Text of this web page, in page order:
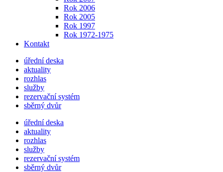
Rok 2006
Rok 2005
Rok 1997
Rok 1972-1975
Kontakt
úřední deska
aktuality
rozhlas
služby
rezervační systém
sběrný dvůr
úřední deska
aktuality
rozhlas
služby
rezervační systém
sběrný dvůr